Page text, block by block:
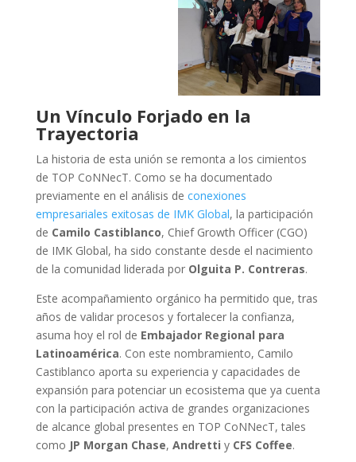
Un Vínculo Forjado en la
Trayectoria
La historia de esta unión se remonta a los cimientos
de TOP CoNNecT. Como se ha documentado
previamente en el análisis de conexiones
empresariales exitosas de IMK Global, la participación
de Camilo Castiblanco, Chief Growth Officer (CGO)
de IMK Global, ha sido constante desde el nacimiento
de la comunidad liderada por Olguita P. Contreras.
Este acompañamiento orgánico ha permitido que, tras
años de validar procesos y fortalecer la confianza,
asuma hoy el rol de Embajador Regional para
Latinoamérica. Con este nombramiento, Camilo
Castiblanco aporta su experiencia y capacidades de
expansión para potenciar un ecosistema que ya cuenta
con la participación activa de grandes organizaciones
de alcance global presentes en TOP CoNNecT, tales
como JP Morgan Chase, Andretti y CFS Coffee.